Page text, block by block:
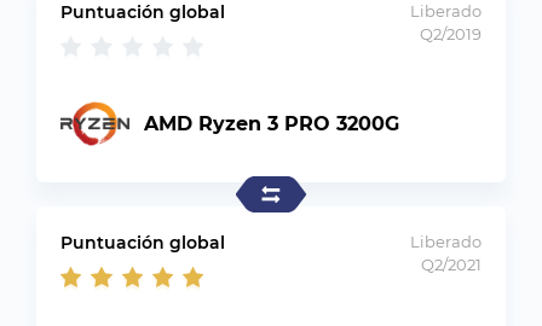
Puntuación global
Liberado
Q2/2019
AMD Ryzen 3 PRO 3200G
Liberado
Q2/2021
Puntuación global